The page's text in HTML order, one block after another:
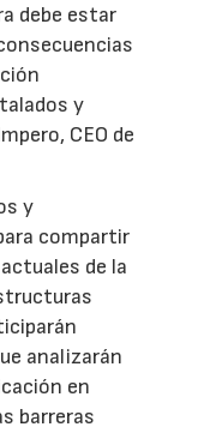
debe estar
y
CEO de
y
compartir
de la
analizarán
en
barreras